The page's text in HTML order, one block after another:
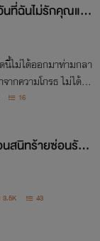
นที่ฉันไม่รักคุณแล้
ไม่ได้ออกมาท่ามกลา
ากความโกรธ ไม่ได้มีเ
ทะอารมณ์ใดๆมันเบ
มหายใจของเธอแต่ห
16
สนิทร้ายซ่อนรัก
3.5K 43